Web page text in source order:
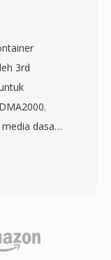
sangat
berdurasi
untuk muat
format
ketika
seperti
3rd
dasar
dan